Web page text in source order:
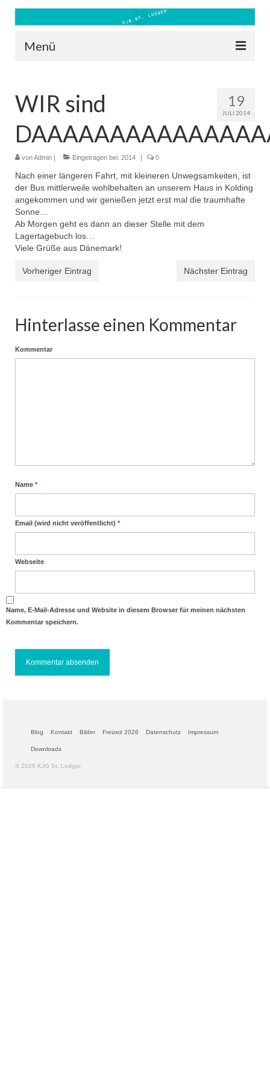
Menü
Kontakt
Bilder
Freizeit 2026
Datenschutz
Impressum
Downloads
19
JULI 2014
WIR sind
vonAdmin | Eingetragen bei: 2014 | 0
Nach einer längeren Fahrt, mit kleineren Unwegsamkeiten, ist
der Bus mittlerweile wohlbehalten an unserem Haus in Kolding
angekommen und wir genießen jetzt erst mal die traumhafte
Sonne…
Ab Morgen geht es dann an dieser Stelle mit dem
Lagertagebuch los…
Viele Grüße aus Dänemark!
Vorheriger Eintrag Nächster Eintrag
Hinterlasse einen Kommentar
Kommentar
Name *
Email (wird nicht veröffentlicht) *
Webseite
Name, E-Mail-Adresse und Website in diesem Browser für meinen nächsten
Kommentar speichern.
Blog Kontakt Bilder Freizeit 2026 Datenschutz Impressum
Downloads
© 2026 KJG St. Ludger